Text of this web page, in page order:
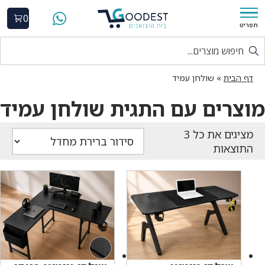
תפריט
0
דף הבית » שולחן עמיד
מוצרים עם התגית שולחן עמיד
התוצאות